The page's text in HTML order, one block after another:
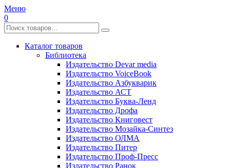
Меню
0
Каталог товаров
Библиотека
Издательство Devar media
Издательство VoiceBook
Издательство Азбукварик
Издательство АСТ
Издательство Буква-Ленд
Издательство Дрофа
Издательство Книговест
Издательство Мозайка-Синтез
Издательство ОЛМА
Издательство Питер
Издательство Проф-Пресс
Издательство Ранок